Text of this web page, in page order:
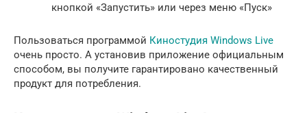
кнопкой «Запустить» или через меню «Пуск»
Пользоваться программой Киностудия Windows Live
очень просто. А установив приложение официальным
способом, вы получите гарантировано качественный
продукт для потребления.